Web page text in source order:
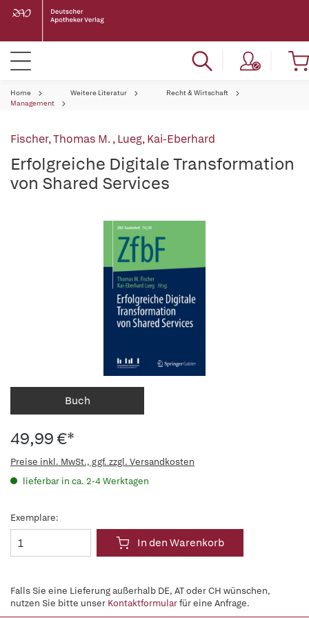
Home Weitere Literatur
Recht & Wirtschaft
Management
Fischer, Thomas M.,Lueg, Kai-Eberhard
Erfolgreiche Digitale Transformation
von Shared Services
Buch
49,99 €*
Preise inkl. MwSt., ggf. zzgl. Versandkosten
lieferbar in ca. 2-4 Werktagen
Exemplare:
In den Warenkorb
Falls Sie eine Lieferung außerhalb DE, AT oder CH wünschen,
nutzen Sie bitte unser Kontaktformularfür eine Anfrage.